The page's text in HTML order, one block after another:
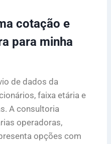
cotação e
para minha
de dados da
faixa etária e
A consultoria
operadoras,
opções com